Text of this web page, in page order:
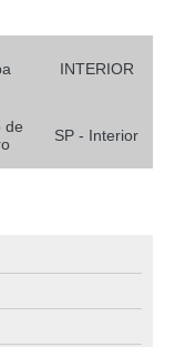
INTERIOR
de
SP - Interior